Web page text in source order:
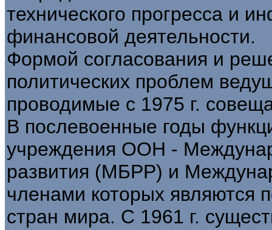
технического прогресса и
финансовой деятельности.
Формой согласования и
политических проблем
проводимые с 1975 г.
В послевоенные годы
учреждения ООН -
развития (МБРР) и
членами которых являются
стран мира. С 1961 г.